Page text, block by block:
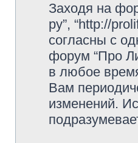
Заходя на
ру”, “http://
согласны с
форум “Про
в любое
Вам
изменений.